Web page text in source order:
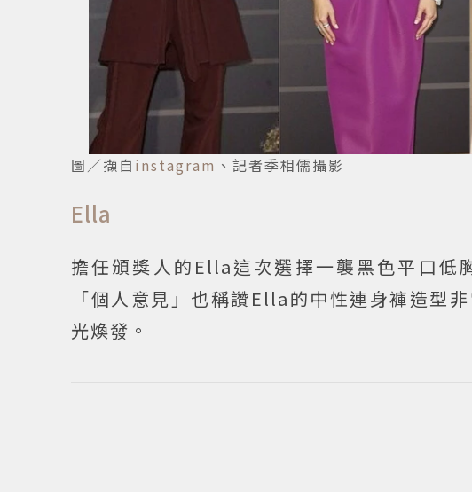
圖／擷自 instagram 、記者季相儒攝影
Ella
擔任頒獎人的Ella這次選擇一襲黑色平口低
「個人意見」也稱讚Ella的中性連身褲造型
光煥發。